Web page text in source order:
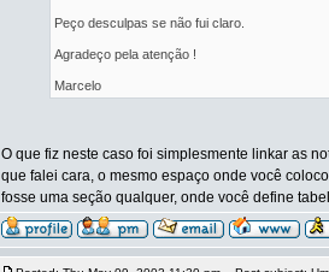
Peço desculpas se não fui claro.
Agradeço pela atenção !
Marcelo
O que fiz neste caso foi simplesmente linkar as
que falei cara, o mesmo espaço onde você
fosse uma seção qualquer, onde você define